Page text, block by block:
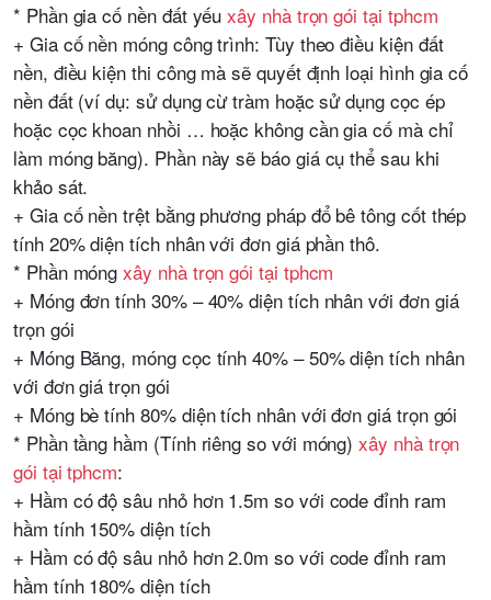
* Phần gia cố nền đất yếuxây nhà trọn gói tại tphcm
+ Gia cố nền móng công trình: Tùy theo điều kiện đất
nền, điều kiện thi công mà sẽ quyết định loại hình gia cố
nền đất (ví dụ: sử dụng cừ tràm hoặc sử dụng cọc ép
hoặc cọc khoan nhồi … hoặc không cần gia cố mà chỉ
làm móng băng). Phần này sẽ báo giá cụ thể sau khi
khảo sát.
+ Gia cố nền trệt bằng phương pháp đổ bê tông cốt thép
tính 20% diện tích nhân với đơn giá phần thô.
* Phần móngxây nhà trọn gói tại tphcm
+ Móng đơn tính 30% – 40% diện tích nhân với đơn giá
trọn gói
+ Móng Băng, móng cọc tính 40% – 50% diện tích nhân
với đơn giá trọn gói
+ Móng bè tính 80% diện tích nhân với đơn giá trọn gói
* Phần tầng hầm (Tính riêng so với móng)xây nhà trọn
gói tại tphcm:
+ Hầm có độ sâu nhỏ hơn 1.5m so với code đỉnh ram
hầm tính 150% diện tích
+ Hầm có độ sâu nhỏ hơn 2.0m so với code đỉnh ram
hầm tính 180% diện tích